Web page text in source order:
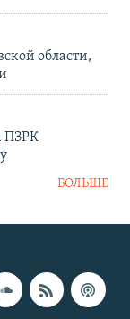
области,
ПЗРК
БОЛЬШЕ